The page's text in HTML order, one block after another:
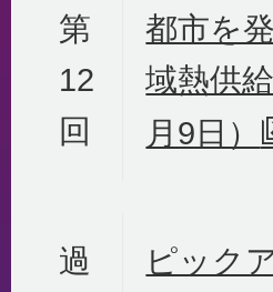
第
12
回
都市を
域熱供
月9日）
過
ピック